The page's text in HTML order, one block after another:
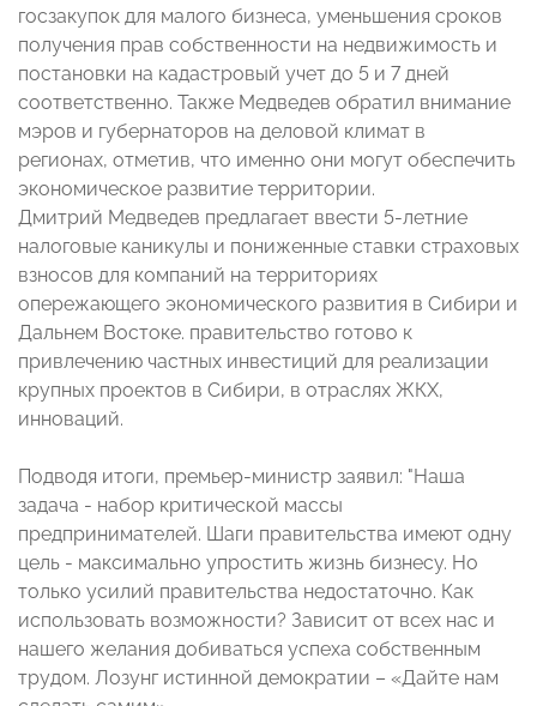
госзакупок для малого бизнеса, уменьшения сроков
получения прав собственности на недвижимость и
постановки на кадастровый учет до 5 и 7 дней
соответственно. Также Медведев обратил внимание
мэров и губернаторов на деловой климат в
регионах, отметив, что именно они могут обеспечить
экономическое развитие территории.
Дмитрий Медведев предлагает ввести 5-летние
налоговые каникулы и пониженные ставки страховых
взносов для компаний на территориях
опережающего экономического развития в Сибири и
Дальнем Востоке. правительство готово к
привлечению частных инвестиций для реализации
крупных проектов в Сибири, в отраслях ЖКХ,
инноваций.
Подводя итоги, премьер-министр заявил: "Наша
задача - набор критической массы
предпринимателей. Шаги правительства имеют одну
цель - максимально упростить жизнь бизнесу. Но
только усилий правительства недостаточно. Как
использовать возможности? Зависит от всех нас и
нашего желания добиваться успеха собственным
трудом. Лозунг истинной демократии – «Дайте нам